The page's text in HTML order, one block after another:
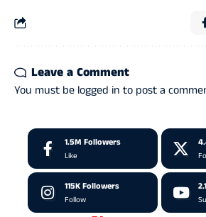
Leave a Comment
You must be logged in to post a
1.5M Followers
Like
115KFollowers
Follow